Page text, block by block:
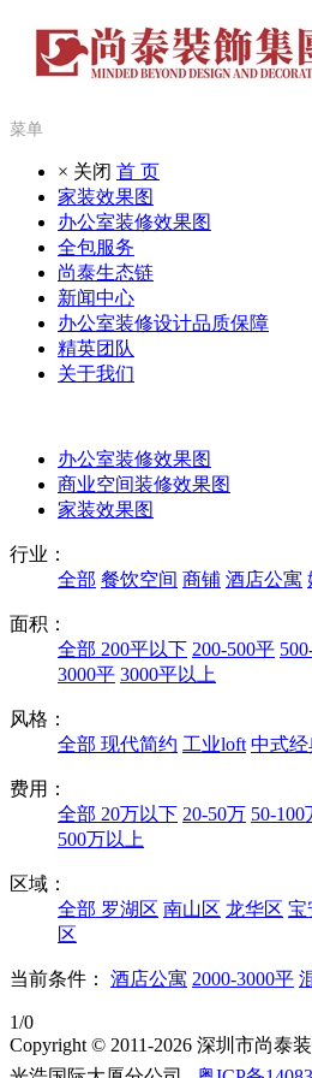
菜单
× 关闭 首 页
家装效果图
办公室装修效果图
全包服务
尚泰生态链
新闻中心
办公室装修设计品质保障
精英团队
关于我们
办公室装修效果图
商业空间装修效果图
家装效果图
行业：
全部 餐饮空间 商铺 酒店公寓
面积：
全部 200平以下 200-500平
3000平 3000平以上
风格：
全部 现代简约 工业loft 中式经
费用：
全部 20万以下 20-50万 50-100
500万以上
区域：
全部 罗湖区 南山区 龙华区 宝
区
当前条件： 酒店公寓 2000-3000平
1/0
Copyright © 2011-2026 深圳市尚泰